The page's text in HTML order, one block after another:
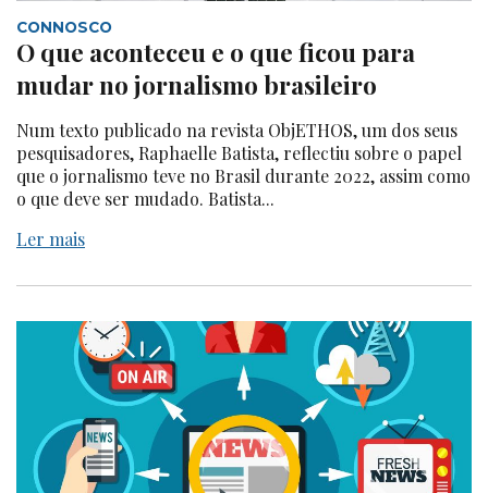
CONNOSCO
O que aconteceu e o que ficou para
mudar no jornalismo brasileiro
Num texto publicado na revista ObjETHOS, um dos seus
pesquisadores, Raphaelle Batista, reflectiu sobre o papel
que o jornalismo teve no Brasil durante 2022, assim como
o que deve ser mudado. Batista...
Ler mais